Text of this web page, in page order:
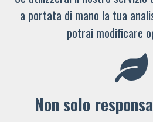
a portata di mano la tua
potrai modificare
Non solo